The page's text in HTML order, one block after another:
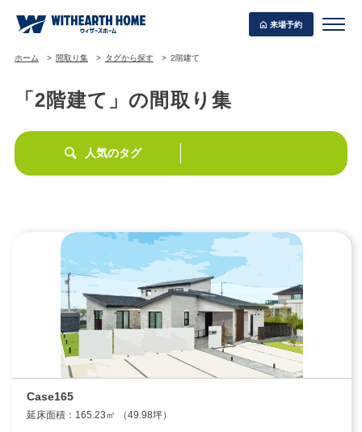
来場予約
WITHEARTH HOME の BEST PLAN
エリア限定商品
ホーム 間取り集 タグから探す 2階建て
「2階建て」の間取り集
人気のタグ
Case165
延床面積：165.23㎡ （49.98坪）